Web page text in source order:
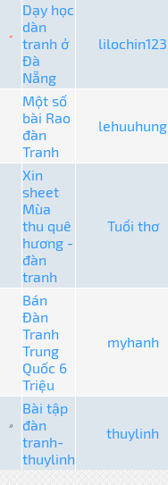
Dạy học
dàn
tranh ở
Đà
Nẵng
lilochin123
Một số
bài Rao
đàn
Tranh
lehuuhung
Xin
sheet
Mùa
thu quê
hương -
đàn
tranh
Tuổi thơ
Bán
Đàn
Tranh
Trung
Quốc 6
Triệu
myhanh
Bài tập
đàn
tranh-
thuylinh
thuylinh